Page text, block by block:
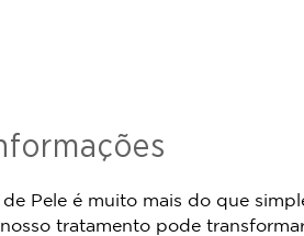
Pele é muito mais do que
tratamento pode